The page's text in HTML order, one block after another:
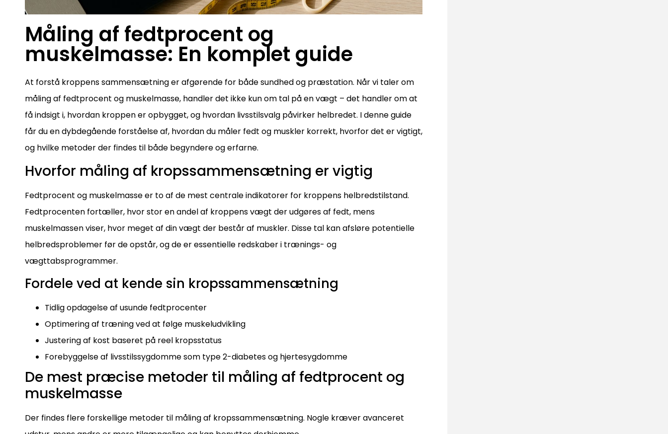
Måling af fedtprocent og
muskelmasse: En komplet guide
At forstå kroppens sammensætning er afgørende for både sundhed og præstation. Når vi taler om
måling af fedtprocent og muskelmasse, handler det ikke kun om tal på en vægt – det handler om at
få indsigt i, hvordan kroppen er opbygget, og hvordan livsstilsvalg påvirker helbredet. I denne guide
får du en dybdegående forståelse af, hvordan du måler fedt og muskler korrekt, hvorfor det er vigtigt,
og hvilke metoder der findes til både begyndere og erfarne.
Hvorfor måling af kropssammensætning er vigtig
Fedtprocent og muskelmasse er to af de mest centrale indikatorer for kroppens helbredstilstand.
Fedtprocenten fortæller, hvor stor en andel af kroppens vægt der udgøres af fedt, mens
muskelmassen viser, hvor meget af din vægt der består af muskler. Disse tal kan afsløre potentielle
helbredsproblemer før de opstår, og de er essentielle redskaber i trænings- og
vægttabsprogrammer.
Fordele ved at kende sin kropssammensætning
Tidlig opdagelse af usunde fedtprocenter
Optimering af træning ved at følge muskeludvikling
Justering af kost baseret på reel kropsstatus
Forebyggelse af livsstilssygdomme som type 2-diabetes og hjertesygdomme
De mest præcise metoder til måling af fedtprocent og
muskelmasse
Der findes flere forskellige metoder til måling af kropssammensætning. Nogle kræver avanceret